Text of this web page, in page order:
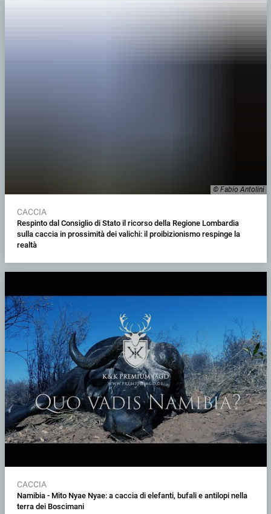
© Fabio Antolini
CACCIA
Respinto dal Consiglio di Stato il ricorso della Regione Lombardia
sulla caccia in prossimità dei valichi: il proibizionismo respinge la
realtà
CACCIA
Namibia - Mito Nyae Nyae: a caccia di elefanti, bufali e antilopi nella
terra dei Boscimani